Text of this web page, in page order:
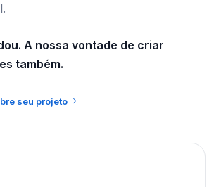
A nossa vontade de criar
também.
seu projeto